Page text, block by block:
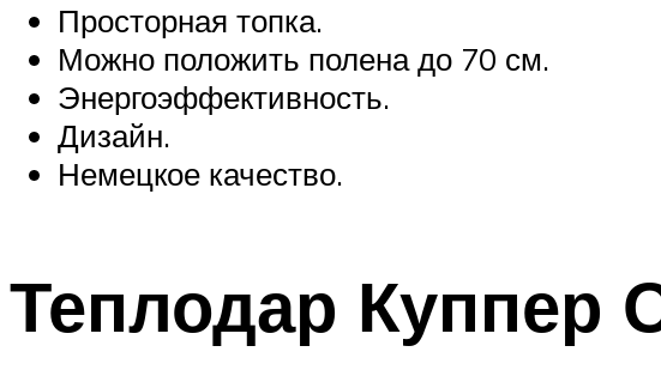
Просторная топка.
Можно положить полена до 70 см.
Энергоэффективность.
Дизайн.
Немецкое качество.
Теплодар Куппер